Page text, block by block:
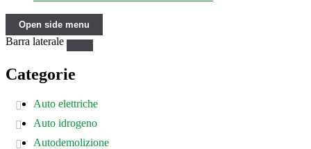
Open side menu
Barra laterale
Categorie
Auto elettriche
Auto idrogeno
Autodemolizione